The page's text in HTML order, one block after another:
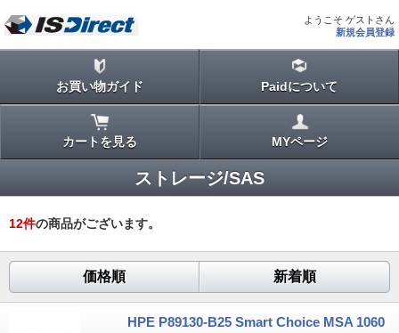
ようこそ ゲストさん
新規会員登録
お買い物ガイド Paidについて
カートを見る MYページ
ストレージ/SAS
12件の商品がございます。
価格順 新着順
HPE P89130-B25 Smart Choice MSA 1060